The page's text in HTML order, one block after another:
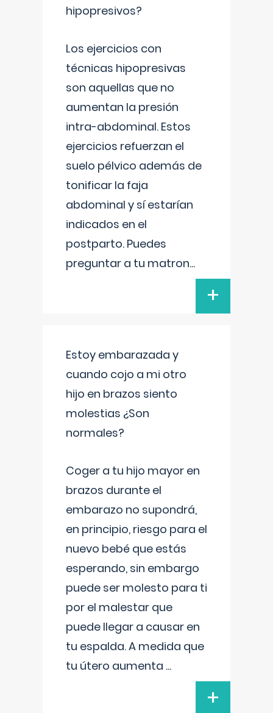
hipopresivos?
Los ejercicios con
técnicas hipopresivas
son aquellas que no
aumentan la presión
intra-abdominal. Estos
ejercicios refuerzan el
suelo pélvico además de
tonificar la faja
abdominal y sí estarían
indicados en el
postparto. Puedes
preguntar a tu matron...
+
Estoy embarazada y
cuando cojo a mi otro
hijo en brazos siento
molestias ¿Son
normales?
Coger a tu hijo mayor en
brazos durante el
embarazo no supondrá,
en principio, riesgo para el
nuevo bebé que estás
esperando, sin embargo
puede ser molesto para ti
por el malestar que
puede llegar a causar en
tu espalda. A medida que
tu útero aumenta ...
+